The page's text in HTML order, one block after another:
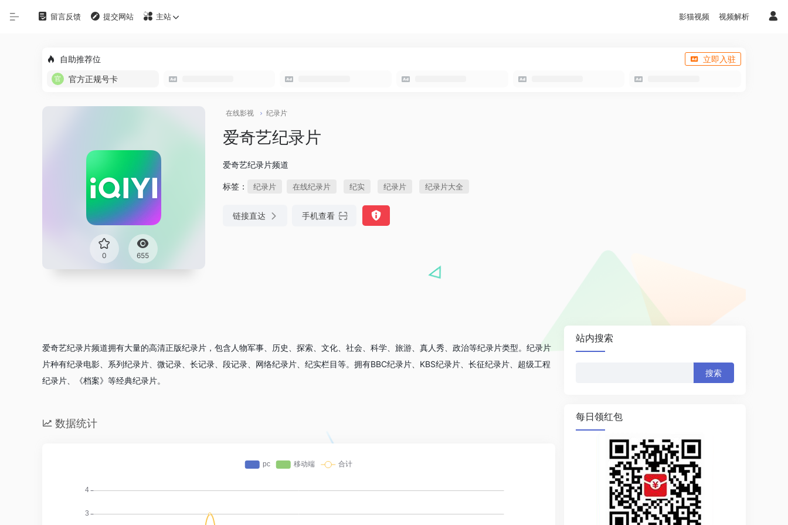
在线影视
留言反馈 提交网站 主站 影猫视频 视频解析
自助推荐位
立即入驻
官方正规号卡
0 655
在线影视 纪录片
爱奇艺纪录片
爱奇艺纪录片频道
标签： 纪录片 在线纪录片 纪实 纪录片 纪录片大全
链接直达 手机查看
爱奇艺纪录片频道拥有大量的高清正版纪录片，包含人物军事、历史、探索、文化、社会、科学、旅游、真人秀、政治等纪录片类型。纪录片
片种有纪录电影、系列纪录片、微记录、长记录、段记录、网络纪录片、纪实栏目等。拥有BBC纪录片、KBS纪录片、长征纪录片、超级工程
纪录片、《档案》等经典纪录片。
数据统计
站内搜索
每日领红包